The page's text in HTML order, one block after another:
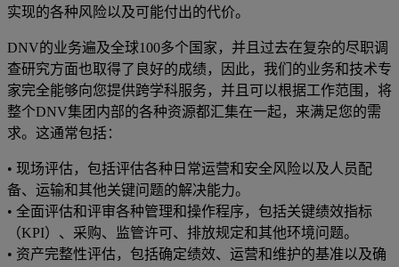
实现的各种风险以及可能付出的代价。
DNV的业务遍及全球100多个国家，并且过去在复杂的尽职调
查研究方面也取得了良好的成绩，因此，我们的业务和技术专
家完全能够向您提供跨学科服务，并且可以根据工作范围，将
整个DNV集团内部的各种资源都汇集在一起，来满足您的需
求。这通常包括：
• 现场评估，包括评估各种日常运营和安全风险以及人员配
备、运输和其他关键问题的解决能力。
• 全面评估和评审各种管理和操作程序，包括关键绩效指标
（KPI）、采购、监管许可、排放规定和其他环境问题。
• 资产完整性评估，包括确定绩效、运营和维护的基准以及确